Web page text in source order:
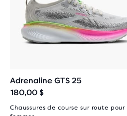
Adrenaline GTS 25
180,00 $
Chaussures de course sur route pour